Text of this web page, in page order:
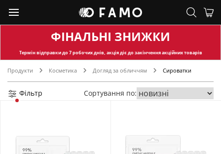
ФІНАЛЬНІ ЗНИЖКИ
Термін відправкидо 7 робочих днів, акція діє до закінчення акційних товарів
Продукти Косметика Догляд за обличчям Сироватки
Фільтр Сортування по: